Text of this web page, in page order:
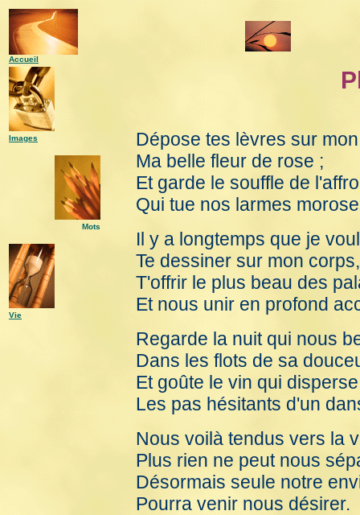
Accueil
Images
Mots
Vie
Dépose tes lèvres sur
Ma belle fleur de rose ;
Et garde le souffle de
Qui tue nos larmes
Il y a longtemps que je
Te dessiner sur mon corps,
T'offrir le plus beau des
Et nous unir en profond
Regarde la nuit qui nous
Dans les flots de sa
Et goûte le vin qui disperse
Les pas hésitants d'un
Nous voilà tendus vers la
Plus rien ne peut nous
Désormais seule notre
Pourra venir nous désirer.